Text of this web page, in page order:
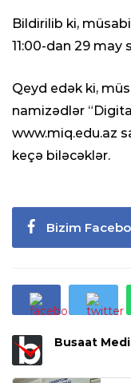
Bildirilib ki,
11:00-dan 29 may
Qeyd edək ki,
namizədlər
www.miq.edu.az
keçə biləcəklər.
Bizim
Busaat